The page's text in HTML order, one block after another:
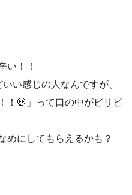
い！！
い感じの人なんですが、
！💀」って口の中がビリビ
めにしてもらえるかも？